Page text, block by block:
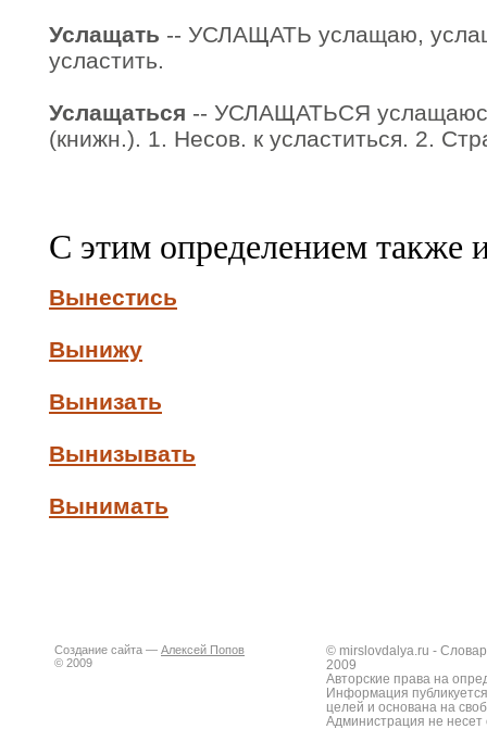
Услащать -- УСЛАЩАТЬ услащаю,
усластить.
Услащаться -- УСЛАЩАТЬСЯ
(книжн.). 1. Несов. к усластиться. 2.
С этим определением также
Вынестись
Вынижу
Вынизать
Вынизывать
Вынимать
Создание сайта — Алексей Попов
© 2009
© mirslovdalya.ru -
2009
Авторские права на
Информация
целей и основана на
Администрация не несет